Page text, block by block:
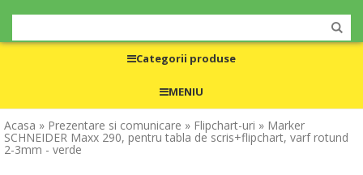
Categorii produse
MENIU
Acasa » Prezentare si comunicare » Flipchart-uri » Marker
SCHNEIDER Maxx 290, pentru tabla de scris+flipchart, varf rotund
2-3mm - verde